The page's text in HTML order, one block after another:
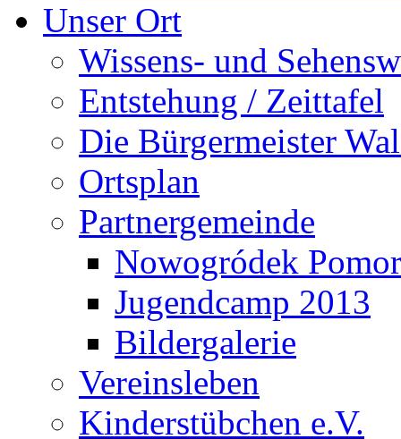
Unser Ort
Wissens- und
Entstehung / Zeittafel
Die Bürgermeister
Ortsplan
Partnergemeinde
Nowogródek
Jugendcamp 2013
Bildergalerie
Vereinsleben
Kinderstübchen e.V.